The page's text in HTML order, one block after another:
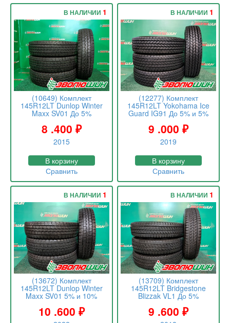
(10649) Комплект
145R12LT Dunlop Winter
Maxx SV01 До 5%
8 .400 ₽
2015
В НАЛИЧИИ 1
В корзину
Сравнить
(12277) Комплект
145R12LT Yokohama Ice
Guard IG91 До 5% и 5%
9 .000₽
2019
В НАЛИЧИИ 1
В корзину
Сравнить
(13672) Комплект
145R12LT Dunlop Winter
Maxx SV01 5% и 10%
10 .600 ₽
В НАЛИЧИИ 1
(13709) Комплект
145R12LT Bridgestone
Blizzak VL1 До 5%
9 .600₽
В НАЛИЧИИ 1